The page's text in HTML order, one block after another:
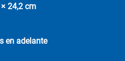
24,2 cm
en adelante